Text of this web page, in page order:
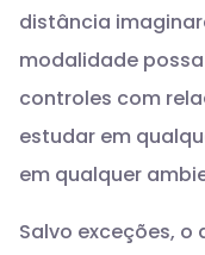
distância
modalidade
controles com
estudar em
em qualquer
Salvo exceções, o